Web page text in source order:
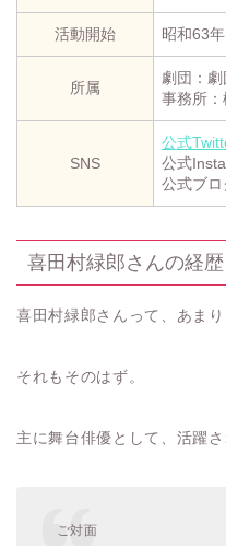
活動開始 昭和63年
所属
劇団：
事務所：
SNS
公式
公式
公式ブロ
喜田村緑郎さんの経歴
喜田村緑郎さんって、あま
それもそのはず。
主に舞台俳優として、活躍
ご対面